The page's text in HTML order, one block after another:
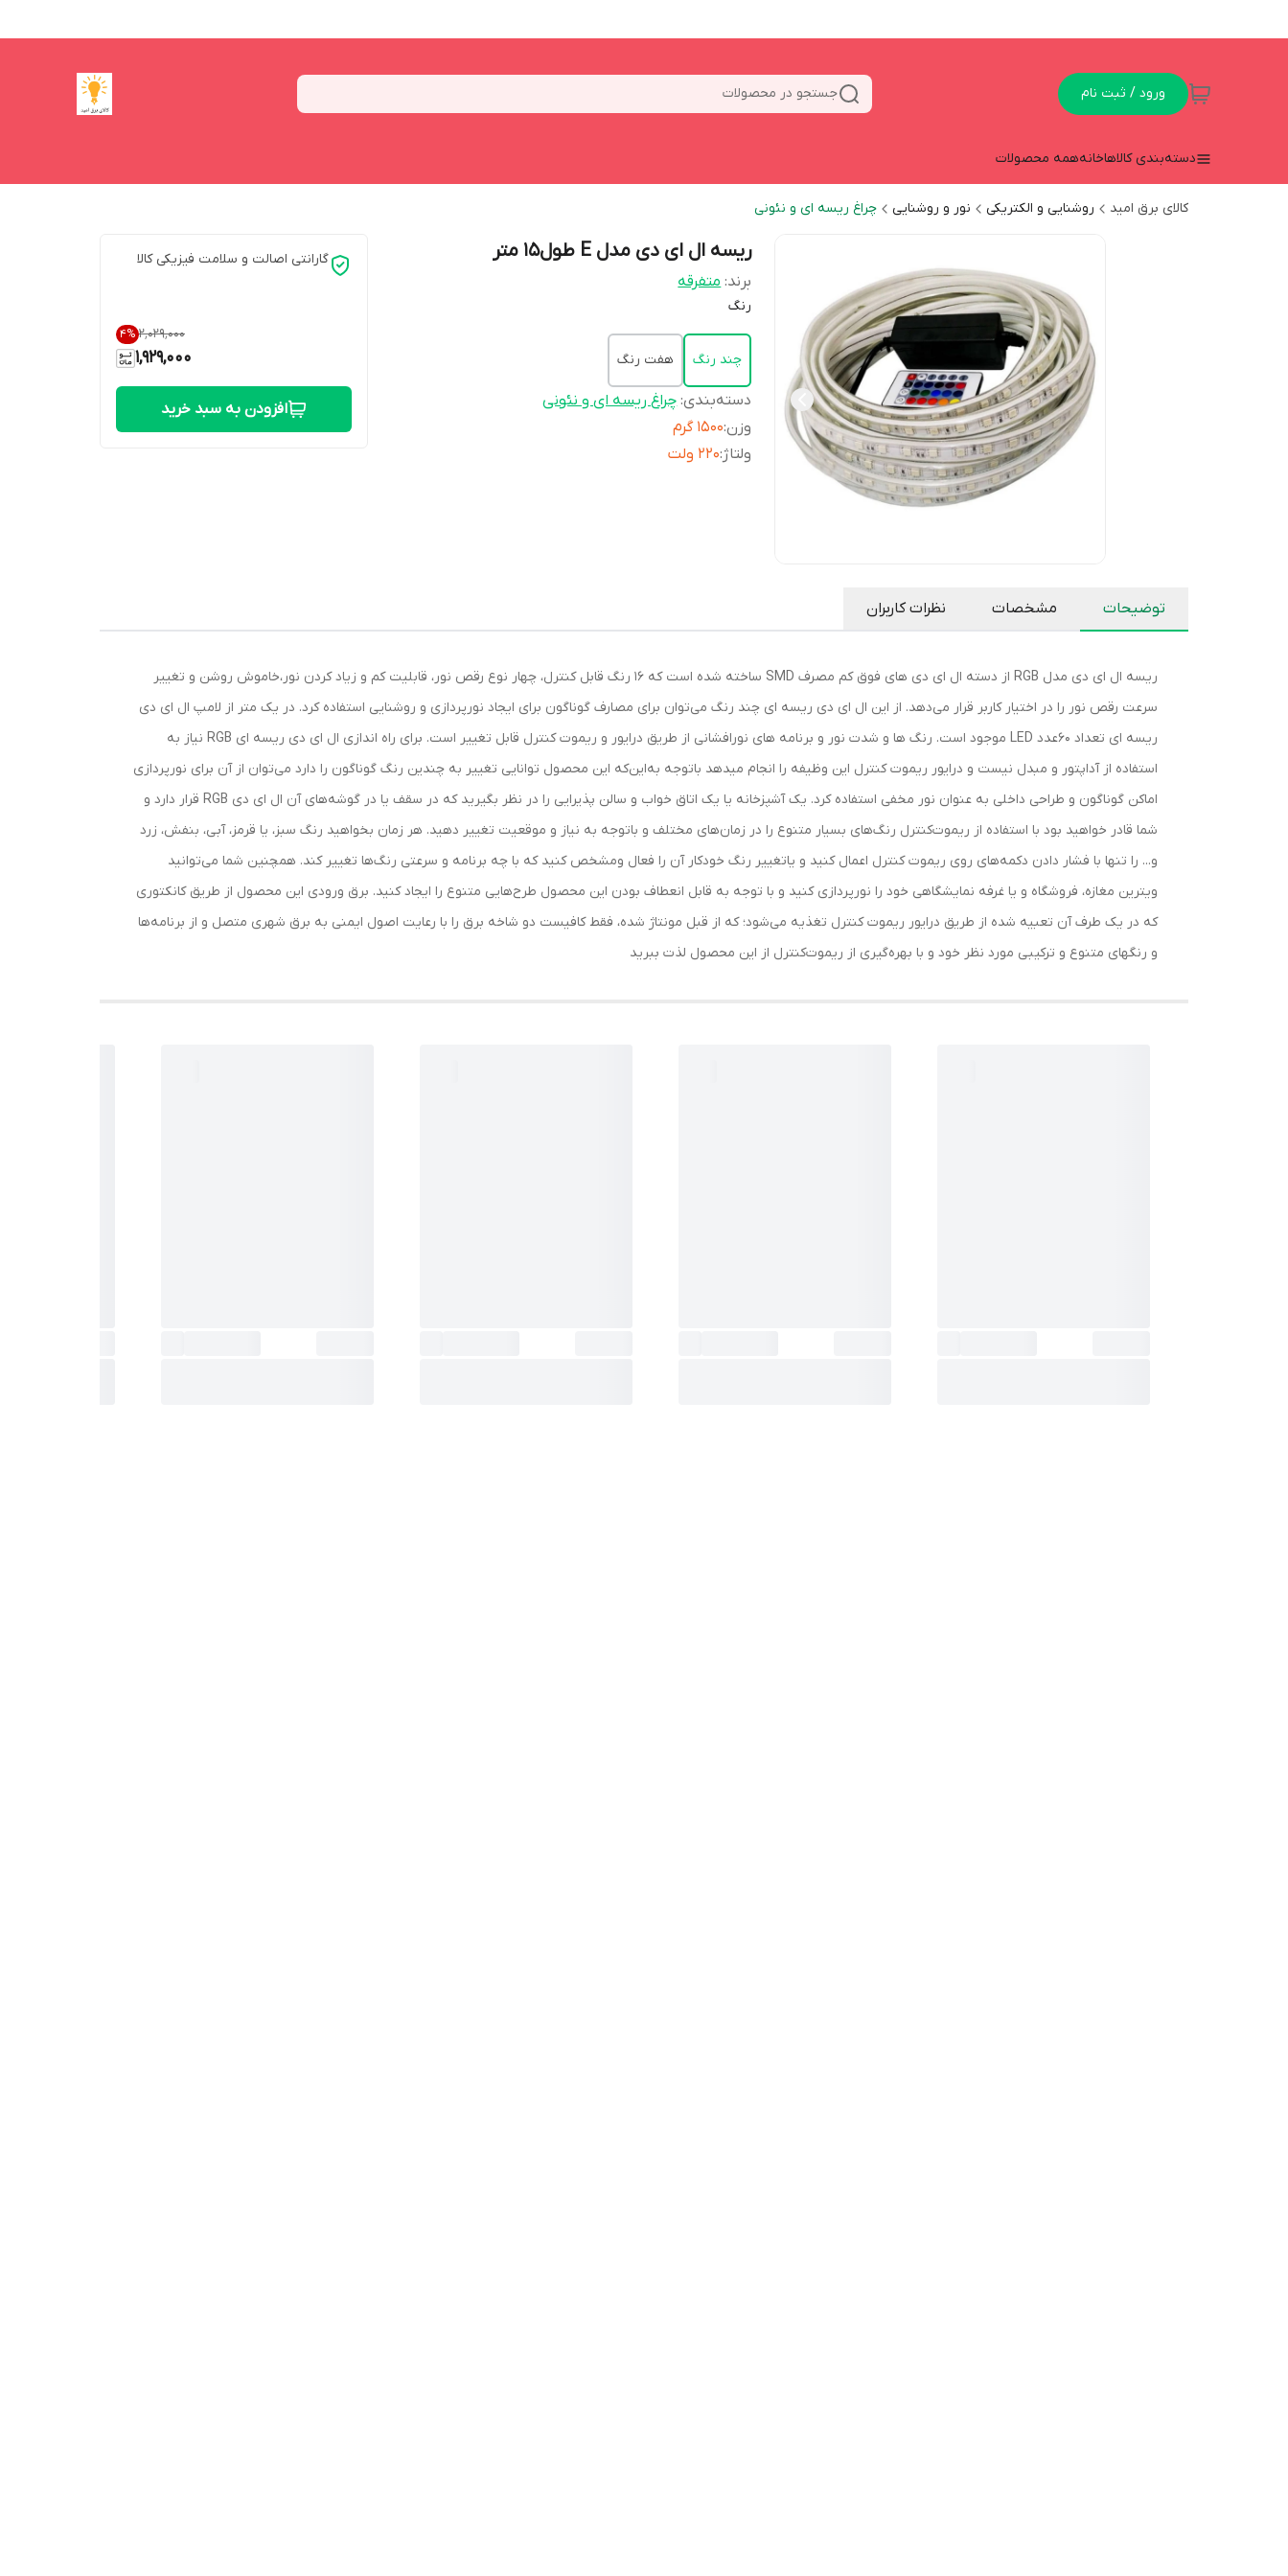
ورود / ثبت نام جستجو در محصولات
دسته‌بندی کالاهاخانههمه محصولات
کالای برق امید روشنایی و الکتریکی نور و روشنایی چراغ ریسه ای و نئونی
ریسه ال ای دی مدل E طول15 متر
برند: متفرقه
رنگ
چند رنگ هفت رنگ
دسته‌بندی:چراغ ریسه ای و نئونی
وزن:1500 گرم
ولتاژ:220 ولت
گارانتی اصالت و سلامت فیزیکی کالا
۲٬۰۲۹٬۰۰۰ 4%
1,929,000
افزودن به سبد خرید
توضیحات مشخصات نظرات کاربران
ریسه ال ای دی مدل RGB از دسته ال ای دی های فوق کم مصرف SMD ساخته شده است که 16 رنگ قابل کنترل، چهار نوع رقص نور، قابلیت کم و زیاد کردن نور،خاموش روشن و تغییر
سرعت رقص نور را در اختیار کاربر قرار می‌دهد. از این ال ای دی ریسه ای چند رنگ می‌توان برای مصارف گوناگون برای ایجاد نورپردازی و روشنایی استفاده کرد. در یک متر از لامپ ال ای دی
ریسه ای تعداد 60عدد LED موجود است. رنگ ها و شدت نور و برنامه های نورافشانی از طریق درایور و ریموت کنترل قابل تغییر است. برای راه اندازی ال ای دی ریسه ای RGB نیاز به
استفاده از آداپتور و مبدل نیست و درایور ریموت کنترل این وظیفه را انجام میدهد باتوجه به‌این‌که این محصول توانایی تغییر به چندین رنگ گوناگون را دارد می‌توان از آن برای نورپردازی
اماکن گوناگون و طراحی داخلی به عنوان نور مخفی استفاده کرد. یک آشپزخانه یا یک اتاق خواب و سالن پذیرایی را در نظر بگیرید که در سقف یا در گوشه‌های آن ال ای دی RGB قرار دارد و
شما قادر خواهید بود با استفاده از ریموت‌کنترل رنگ‌های بسیار متنوع را در زمان‌های مختلف و باتوجه به نیاز و موقعیت تغییر دهید. هر زمان بخواهید رنگ سبز، یا قرمز، آبی، بنفش، زرد
و... را تنها با فشار دادن دکمه‌های روی ریموت کنترل اعمال کنید و یاتغییر رنگ خودکار آن را فعال ومشخص کنید که با چه برنامه و سرعتی رنگ‌ها تغییر کند. همچنین شما می‌توانید
ویترین مغازه، فروشگاه و یا غرفه نمایشگاهی خود را نورپردازی کنید و با توجه به قابل انعطاف بودن این محصول طرح‌هایی متنوع را ایجاد کنید. برق ورودی این محصول از طریق کانکتوری
که در یک طرف آن تعبیه شده از طریق درایور ریموت کنترل تغذیه می‌شود؛ که از قبل مونتاژ شده، فقط کافیست دو شاخه برق را با رعایت اصول ایمنی به برق شهری متصل و از برنامه‌ها
و رنگهای متنوع و ترکیبی مورد نظر خود و با بهره‌گیری از ریموت‌کنترل از این محصول لذت ببرید